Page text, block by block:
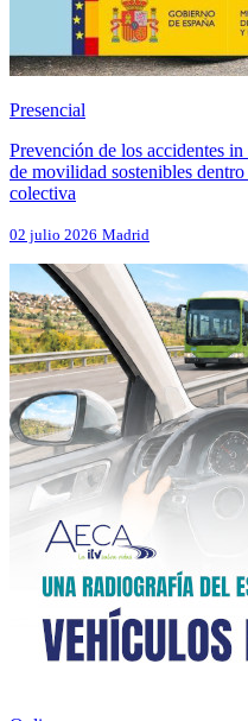
Presencial
Prevención de los accidentes
de movilidad sostenibles
colectiva
02 julio 2026 Madrid